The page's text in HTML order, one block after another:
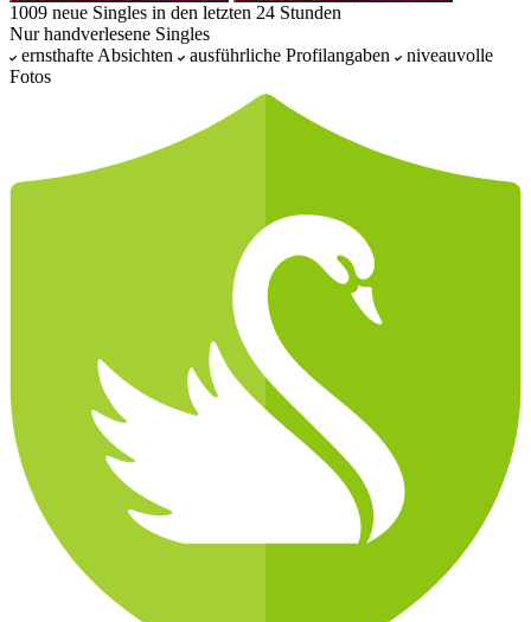
1009 neue Singles in den letzten 24 Stunden
Nur handverlesene Singles
ernsthafte Absichten
ausführliche Profilangaben
niveauvolle
Fotos